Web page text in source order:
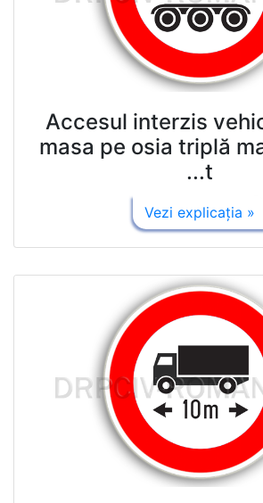
Accesul interzis
masa pe osia triplă
...t
Vezi explicaţia »